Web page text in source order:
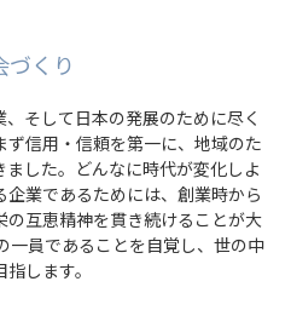
創造を
づくり
そして日本の発展のために尽く
信用・信頼を第一に、地域のた
した。どんなに時代が変化しよ
業であるためには、創業時から
互恵精神を貫き続けることが大
一員であることを自覚し、世の中
します。